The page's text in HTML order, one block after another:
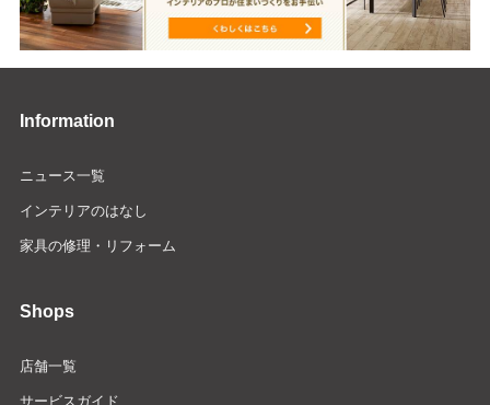
Information
ニュース一覧
インテリアのはなし
家具の修理・リフォーム
Shops
店舗一覧
サービスガイド